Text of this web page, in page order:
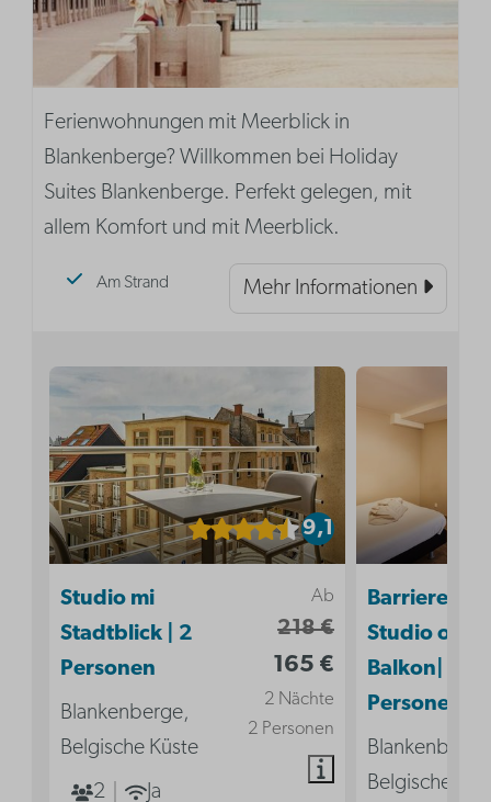
Ferienwohnungen mit Meerblick in
Blankenberge? Willkommen bei Holiday
Suites Blankenberge. Perfekt gelegen, mit
allem Komfort und mit Meerblick.
Am Strand Mehr Informationen
9,1
Ab
218 €
165 €
2 Nächte
2 Personen
Studio mi
Stadtblick | 2
Personen
Blankenberge,
Belgische Küste
2
Ja
Studio ohne
Balkon| 2
Personen
Belgische